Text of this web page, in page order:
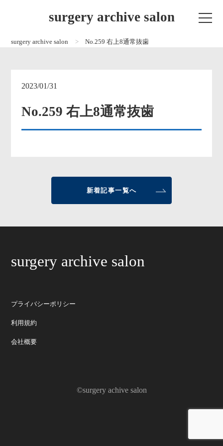
surgery archive salon
surgery archive salon No.259 右上8通常抜歯
2023/01/31
No.259 右上8通常抜歯
新着記事一覧へ
surgery archive salon
プライバシーポリシー
利用規約
会社概要
©surgery achive salon